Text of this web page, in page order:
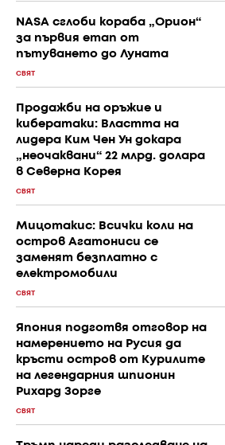
NASA сглоби кораба „Орион“
за първия етап от
пътуването до Луната
СВЯТ
Продажби на оръжие и
кибератаки: Властта на
лидера Ким Чен Ун докара
„неочаквани“ 22 млрд. долара
в Северна Корея
СВЯТ
Мицотакис: Всички коли на
остров Агатониси се
заменят безплатно с
електромобили
СВЯТ
Япония подготвя отговор на
намерението на Русия да
кръсти остров от Курилите
на легендарния шпионин
Рихард Зорге
СВЯТ